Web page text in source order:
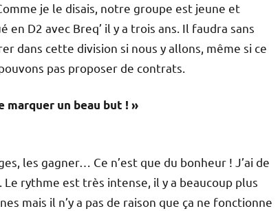
je le disais, notre groupe est jeune et
D2 avec Breq’ il y a trois ans. Il faudra sans
dans cette division si nous y allons, même si ce
pas proposer de contrats.
marquer un beau but ! »
les gagner… Ce n’est que du bonheur ! J’ai de
rythme est très intense, il y a beaucoup plus
mais il n’y a pas de raison que ça ne fonctionne